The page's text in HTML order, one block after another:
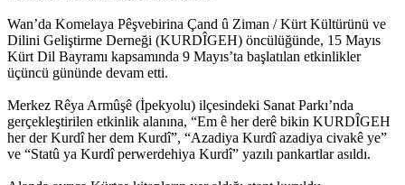
Wan’da Komelaya Pêşvebirina Çand û Ziman / Kürt Kültürünü ve
Dilini Geliştirme Derneği (KURDÎGEH) öncülüğünde, 15 Mayıs
Kürt Dil Bayramı kapsamında 9 Mayıs’ta başlatılan etkinlikler
üçüncü gününde devam etti.
Merkez Rêya Armûşê (İpekyolu) ilçesindeki Sanat Parkı’nda
gerçekleştirilen etkinlik alanına, “Em ê her derê bikin KURDÎGEH
her der Kurdî her dem Kurdî”, “Azadiya Kurdî azadiya civakê ye”
ve “Statû ya Kurdî perwerdehiya Kurdî” yazılı pankartlar asıldı.